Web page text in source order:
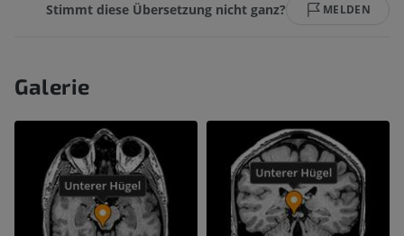
Stimmt diese Übersetzung nicht ganz? MELDEN
Galerie